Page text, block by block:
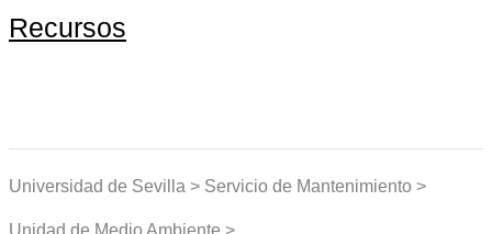
Recursos
Universidad de Sevilla > Servicio de Mantenimiento >
Unidad de Medio Ambiente >